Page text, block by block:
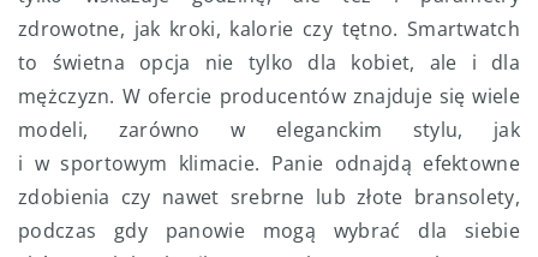
zdrowotne, jak kroki, kalorie czy tętno. Smartwatch
to świetna opcja nie tylko dla kobiet, ale i dla
mężczyzn. W ofercie producentów znajduje się wiele
modeli, zarówno w eleganckim stylu, jak
i w sportowym klimacie. Panie odnajdą efektowne
zdobienia czy nawet srebrne lub złote bransolety,
podczas gdy panowie mogą wybrać dla siebie